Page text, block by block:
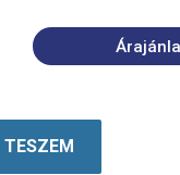
TESZEM